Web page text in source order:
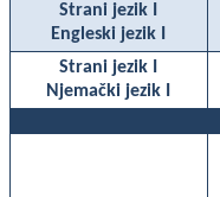
Strani jezik I
Engleski jezik I
Strani jezik I
Njemački jezik I